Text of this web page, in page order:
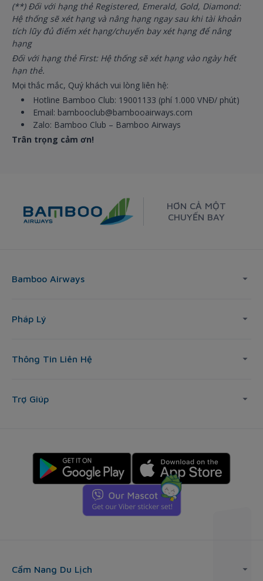
(**) Đối với hạng thẻ Registered, Emerald, Gold, Diamond:
Hệ thống sẽ xét hạng và nâng hạng ngay sau khi tài khoản
tích lũy đủ điểm xét hạng/chuyến bay xét hạng để nâng
hạng
Đối với hạng thẻ First: Hệ thống sẽ xét hạng vào ngày hết
hạn thẻ.
Mọi thắc mắc, Quý khách vui lòng liên hệ:
Hotline Bamboo Club: 19001133 (phí 1.000 VNĐ/ phút)
Email: bambooclub@bambooairways.com
Zalo: Bamboo Club – Bamboo Airways
Trân trọng cảm ơn!
HƠN CẢ MỘT
CHUYẾN BAY
Bamboo Airways
Pháp Lý
Thông Tin Liên Hệ
Trợ Giúp
Cẩm Nang Du Lịch